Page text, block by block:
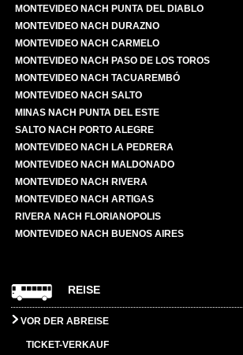
MONTEVIDEO NACH PUNTA DEL DIABLO
MONTEVIDEO NACH DURAZNO
MONTEVIDEO NACH CARMELO
MONTEVIDEO NACH PASO DE LOS TOROS
MONTEVIDEO NACH TACUAREMBÓ
MONTEVIDEO NACH SALTO
MINAS NACH PUNTA DEL ESTE
SALTO NACH PORTO ALEGRE
MONTEVIDEO NACH LA PEDRERA
MONTEVIDEO NACH MALDONADO
MONTEVIDEO NACH RIVERA
MONTEVIDEO NACH ARTIGAS
RIVERA NACH FLORIANOPOLIS
MONTEVIDEO NACH BUENOS AIRES
REISE
VOR DER ABREISE
TICKET-VERKAUF